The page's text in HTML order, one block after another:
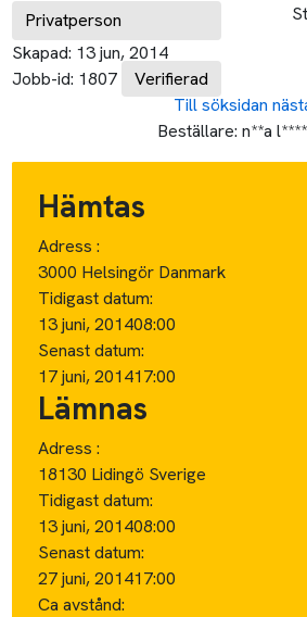
Privatperson
Skapad: 13 jun, 2014
Jobb-id: 1807 Verifierad
Till söksidan
Beställare: n**a
Hämtas
Adress :
3000 Helsingör Danmark
Tidigast datum:
13 juni, 201408:00
Senast datum:
17 juni, 201417:00
Lämnas
Adress :
18130 Lidingö Sverige
Tidigast datum:
13 juni, 201408:00
Senast datum:
27 juni, 201417:00
Ca avstånd: